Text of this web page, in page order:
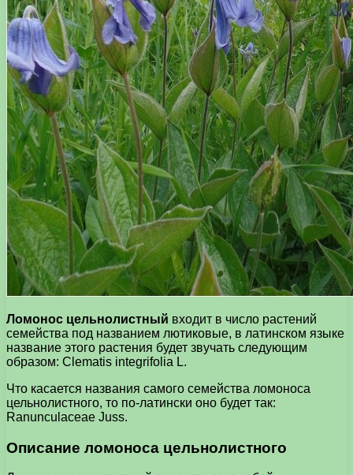
Ломонос цельнолистный входит в число растений
семейства под названием лютиковые, в латинском языке
название этого растения будет звучать следующим
образом: Clematis integrifolia L.
Что касается названия самого семейства ломоноса
цельнолистного, то по-латински оно будет так:
Ranunculaceae Juss.
Описание ломоноса цельнолистного